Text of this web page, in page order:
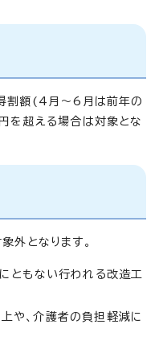
割額(4月～6月は前年の
を超える場合は対象とな
外となります。
ともない行われる改造工
や、介護者の負担軽減に